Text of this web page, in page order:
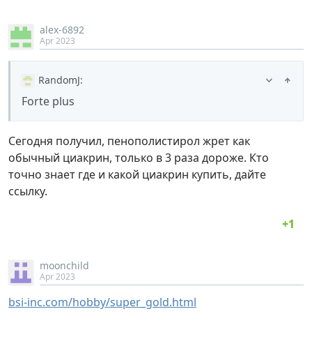
alex-6892
Apr 2023
RandomJ:
Forte plus
Сегодня получил, пенополистирол жрет как
обычный циакрин, только в 3 раза дороже. Кто
точно знает где и какой циакрин купить, дайте
ссылку.
moonchild
Apr 2023
bsi-inc.com/hobby/super_gold.html